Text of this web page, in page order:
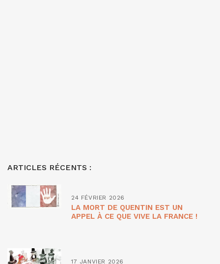
ARTICLES RÉCENTS :
24 FÉVRIER 2026
LA MORT DE QUENTIN EST UN
APPEL À CE QUE VIVE LA FRANCE !
17 JANVIER 2026